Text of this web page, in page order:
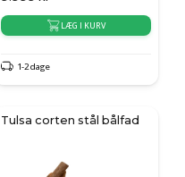
LÆG I KURV
1-2 dage
Tulsa corten stål bålfad